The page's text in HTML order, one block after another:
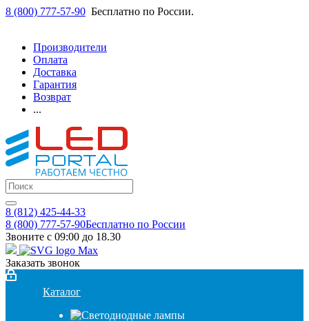
8 (800) 777-57-90 Бесплатно по России.
Производители
Оплата
Доставка
Гарантия
Возврат
...
8 (812) 425-44-33
8 (800) 777-57-90Бесплатно по России
Звоните с 09:00 до 18.30
Заказать звонок
Каталог